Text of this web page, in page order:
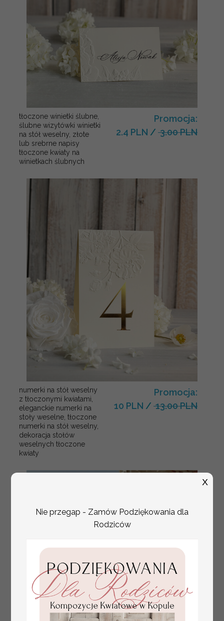
tłoczone winietki ślubne,
ślubne wizytówki winietki
na stół weselny, złote
lub srebrne napisy
tłoczone kwiaty na
winietkach ślubnych
Promocja:
2.4 PLN / 3.00 PLN
numerki na stół weselny
z tłoczonymi kwiatami,
eleganckie numerki na
stoły weselne, tłoczone
numerki na stół weselny,
dekoracja stołów
weselnych tłoczone
kwiaty
Promocja:
10 PLN / 13.00 PLN
Nie przegap - Zamów Podziękowania dla
Rodziców
X